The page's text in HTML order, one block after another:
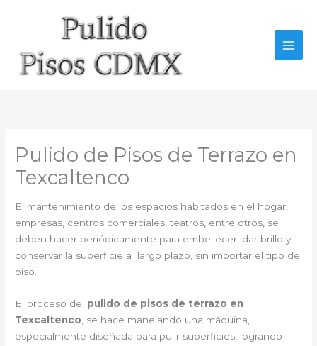
Pulido de Pisos de Terrazo en
Texcaltenco
El mantenimiento de los espacios habitados en el hogar,
empresas, centros comerciales, teatros, entre otros, se
deben hacer periódicamente para embellecer, dar brillo y
conservar la superficie a largo plazo, sin importar el tipo de
piso.
El proceso del pulido de pisos de terrazo en
Texcaltenco , se hace manejando una máquina,
especialmente diseñada para pulir superficies, logrando